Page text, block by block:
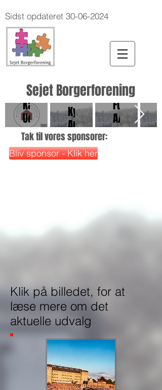
Sidst opdateret 30-06-2024
Sejet Borgerforening
Kærslund
Udlejning
Vestergaard
Kyllinger
ApS
Fuglsang
A/S
Tak til vores sponsorer:
Bliv sponsor - Klik her
Klik på billedet, for at
læse mere om det
aktuelle udvalg